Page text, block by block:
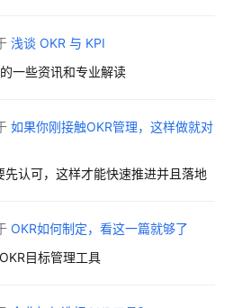
浅谈 OKR 与 KPI
一些资讯和专业解读
如果你刚接触OKR管理，这样做就对
认可，这样才能快速推进并且落地
OKR如何制定，看这一篇就够了
目标管理工具